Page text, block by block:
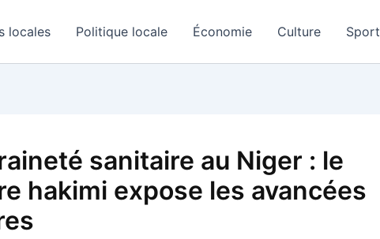
locales Politique locale Économie Culture Sport
sanitaire au Niger : le
hakimi expose les avancées